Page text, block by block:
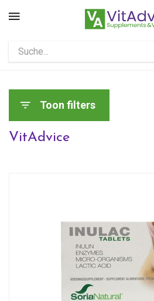
Toon filters
VitAdvice